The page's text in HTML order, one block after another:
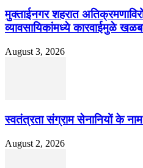
मुक्ताईनगर शहरात
व्यावसायिकांमध्ये कारवाईमुळे
August 3, 2026
स्वतंत्रता संग्राम सेनानियों के
August 2, 2026